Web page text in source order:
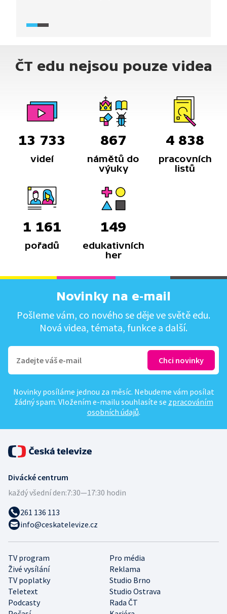
archeologií kombinovat.
ČT edu nejsou pouze videa
13 733
videí
867
námětů do
výuky
4 838
pracovních
listů
1 161
pořadů
149
edukativních
her
Novinky na e-mail
Pošleme vám, co nového se děje ve světě edu.
Nová videa, témata, funkce a další.
Novinky posíláme jednou za měsíc. Nebudeme vám posílat
žádný spam. Vložením e-mailu souhlasíte se zpracováním
osobních údajů.